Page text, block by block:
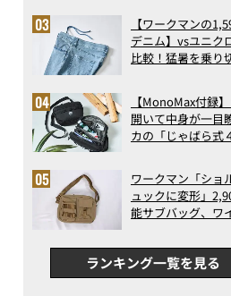
アの実力
【ワークマンの
デニム】vsユニク
比較！猛暑を乗り
で決定版
【MonoMax付録
開いて中身が一目
カの「じゃばら式
った！
ワークマン「ショ
ュックに変形」
能サブバッグ、ワ
録…ほか【休日バ
記事ランキングベ
（2026年6月版）
ランキング一覧を見る